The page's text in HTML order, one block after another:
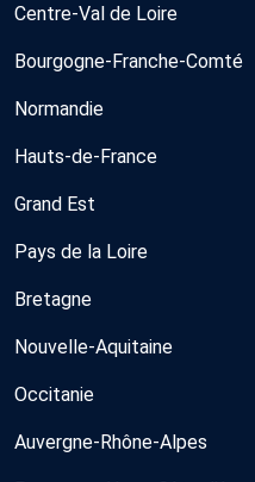
Centre-Val de Loire
Bourgogne-Franche-Comté
Normandie
Hauts-de-France
Grand Est
Pays de la Loire
Bretagne
Nouvelle-Aquitaine
Occitanie
Auvergne-Rhône-Alpes